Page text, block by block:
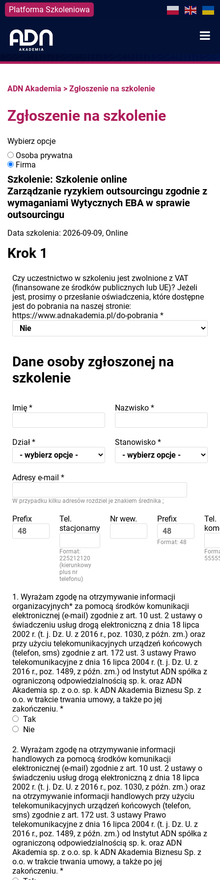
Platforma Szkoleniowa
content
ADN Akademia > Zgłoszenie na szkolenie
Zgłoszenie na szkolenie
Wybierz opcje
Osoba prywatna
Firma
Szkolenie: Szkolenie online
Zarządzanie ryzykiem outsourcingu zgodnie z
wymaganiami Wytycznych EBA w sprawie
outsourcingu
Data szkolenia: 2026-09-09, Online
Krok 1
Czy uczestnictwo w szkoleniu jest zwolnione z VAT
(finansowane ze środków publicznych lub UE)? Jeżeli
jest, prosimy o przesłanie oświadczenia, które dostępne
jest do pobrania na naszej stronie:
https://www.adnakademia.pl/do-pobrania *
Dane osoby zgłoszonej na
szkolenie
Imię * Nazwisko *
Dział * Stanowisko *
Adresy e-mail *
W przypadku kilku adresów rozdziel je znakiem średnika ;
Prefix
Tel.
stacjonarny
Format:
225212120
(kierunkowy
plus nr
telefonu)
Nr wew. Prefix
Format: 48
Tel.
1. Wyrażam zgodę na otrzymywanie informacji
organizacyjnych* za pomocą środków komunikacji
elektronicznej (e-mail) zgodnie z art. 10 ust. 2 ustawy o
świadczeniu usług drogą elektroniczną z dnia 18 lipca
2002 r. (t. j. Dz. U. z 2016 r., poz. 1030, z późn. zm.) oraz
przy użyciu telekomunikacyjnych urządzeń końcowych
(telefon, sms) zgodnie z art. 172 ust. 3 ustawy Prawo
telekomunikacyjne z dnia 16 lipca 2004 r. (t. j. Dz. U. z
2016 r., poz. 1489, z późn. zm.) od Instytut ADN spółka z
ograniczoną odpowiedzialnością sp. k. oraz ADN
Akademia sp. z o.o. sp. k ADN Akademia Biznesu Sp. z
o.o. w trakcie trwania umowy, a także po jej
zakończeniu. *
Tak
Nie
2. Wyrażam zgodę na otrzymywanie informacji
handlowych za pomocą środków komunikacji
elektronicznej (e-mail) zgodnie z art. 10 ust. 2 ustawy o
świadczeniu usług drogą elektroniczną z dnia 18 lipca
2002 r. (t. j. Dz. U. z 2016 r., poz. 1030, z późn. zm.) oraz
na otrzymywanie informacji handlowych przy użyciu
telekomunikacyjnych urządzeń końcowych (telefon,
sms) zgodnie z art. 172 ust. 3 ustawy Prawo
telekomunikacyjne z dnia 16 lipca 2004 r. (t. j. Dz. U. z
2016 r., poz. 1489, z późn. zm.) od Instytut ADN spółka z
ograniczoną odpowiedzialnością sp. k. oraz ADN
Akademia sp. z o.o. sp. k ADN Akademia Biznesu Sp. z
o.o. w trakcie trwania umowy, a także po jej
zakończeniu. *